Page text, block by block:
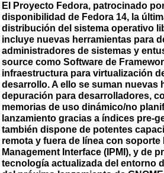
El Proyecto Fedora, patrocinado
disponibilidad de Fedora 14, la
distribución del sistema operativo
incluye nuevas herramientas para
administradores de sistemas y
source como Software de
infraestructura para virtualización
desarrollo. A ello se suman nuevas
depuración para desarrolladores,
memorias de uso dinámico/no
lanzamiento gracias a índices pre-
también dispone de potentes
remota y fuera de línea con
Management Interface (IPMI), y de
tecnología actualizada del entorno